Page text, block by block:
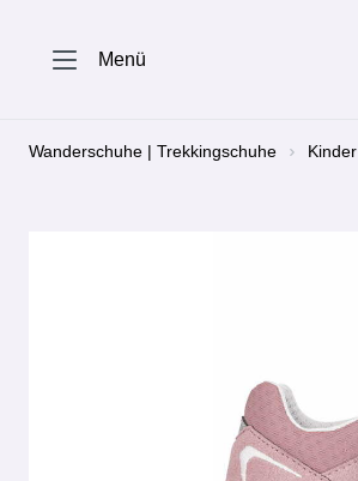
Menü
Wanderschuhe | Trekkingschuhe Kinder